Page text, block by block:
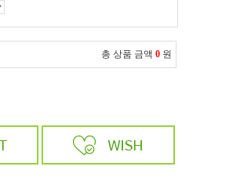
총 상품 금액 0 원